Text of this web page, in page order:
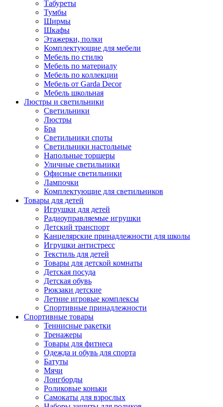
Табуреты
Тумбы
Ширмы
Шкафы
Этажерки, полки
Комплектующие для мебели
Мебель по стилю
Мебель по материалу
Мебель по коллекции
Мебель от Garda Decor
Мебель школьная
Люстры и светильники
Светильники
Люстры
Бра
Светильники споты
Светильники настольные
Напольные торшеры
Уличные светильники
Офисные светильники
Лампочки
Комплектующие для светильников
Товары для детей
Игрушки для детей
Радиоуправляемые игрушки
Детский транспорт
Канцелярские принадлежности для школы
Игрушки антистресс
Текстиль для детей
Товары для детской комнаты
Детская посуда
Детская обувь
Рюкзаки детские
Летние игровые комплексы
Спортивные принадлежности
Спортивные товары
Теннисные ракетки
Тренажеры
Товары для фитнеса
Одежда и обувь для спорта
Батуты
Мячи
Лонгборды
Роликовые коньки
Самокаты для взрослых